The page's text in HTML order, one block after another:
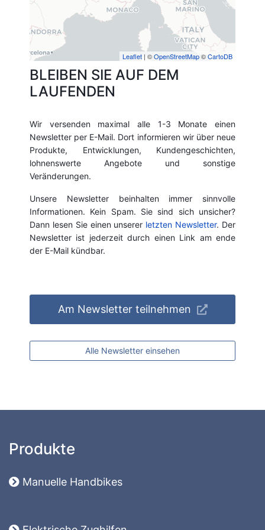
Leaflet | ©OpenStreetMap©CartoDB
BLEIBEN SIE AUF DEM
LAUFENDEN
Wir versenden maximal alle 1-3 Monate einen
Newsletter per E-Mail. Dort informieren wir über neue
Produkte, Entwicklungen, Kundengeschichten,
lohnenswerte Angebote und sonstige
Veränderungen.
Unsere Newsletter beinhalten immer sinnvolle
Informationen. Kein Spam. Sie sind sich unsicher?
Dann lesen Sie einen unserer letzten Newsletter. Der
Newsletter ist jederzeit durch einen Link am ende
der E-Mail kündbar.
Am Newsletter teilnehmen
Alle Newsletter einsehen
Produkte
Manuelle Handbikes